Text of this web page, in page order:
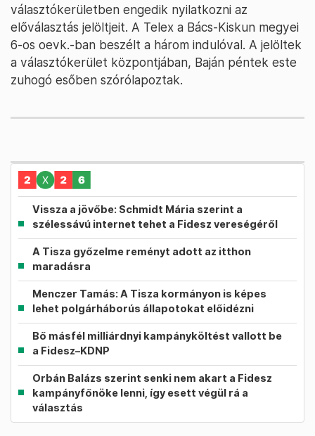
választókerületben engedik nyilatkozni az
előválasztás jelöltjeit. A Telex a Bács-Kiskun megyei
6-os oevk.-ban beszélt a három indulóval. A jelöltek
a választókerület központjában, Baján péntek este
zuhogó esőben szórólapoztak.
Vissza a jövőbe: Schmidt Mária szerint a
szélessávú internet tehet a Fidesz vereségéről
A Tisza győzelme reményt adott az itthon
maradásra
Menczer Tamás: A Tisza kormányon is képes
lehet polgárháborús állapotokat előidézni
Bő másfél milliárdnyi kampányköltést vallott be
a Fidesz–KDNP
Orbán Balázs szerint senki nem akart a Fidesz
kampányfőnöke lenni, így esett végül rá a
választás